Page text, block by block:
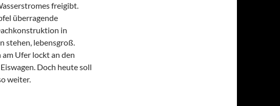
freigibt.
überragende
in
stehen, lebensgroß.
Ufer lockt an den
Doch heute soll
weiter.